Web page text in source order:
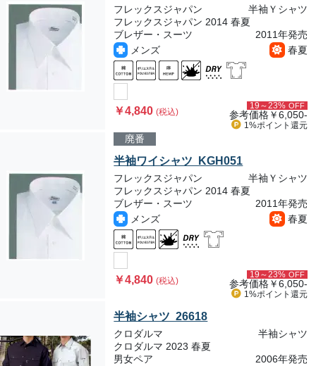
フレックスジャパン
半袖Ｙシャツ
フレックスジャパン 2014 春夏
ブレザー・スーツ
2011年発売
メンズ
春夏
￥4,840(税込)
19～23% OFF
参考価格￥6,050-
1%ポイント 還元
廃番
半袖ワイシャツ KGH051
フレックスジャパン
半袖Ｙシャツ
フレックスジャパン 2014 春夏
ブレザー・スーツ
2011年発売
メンズ
春夏
￥4,840(税込)
19～23% OFF
参考価格￥6,050-
1%ポイント 還元
半袖シャツ 26618
クロダルマ
半袖シャツ
クロダルマ 2023 春夏
男女ペア
2006年発売